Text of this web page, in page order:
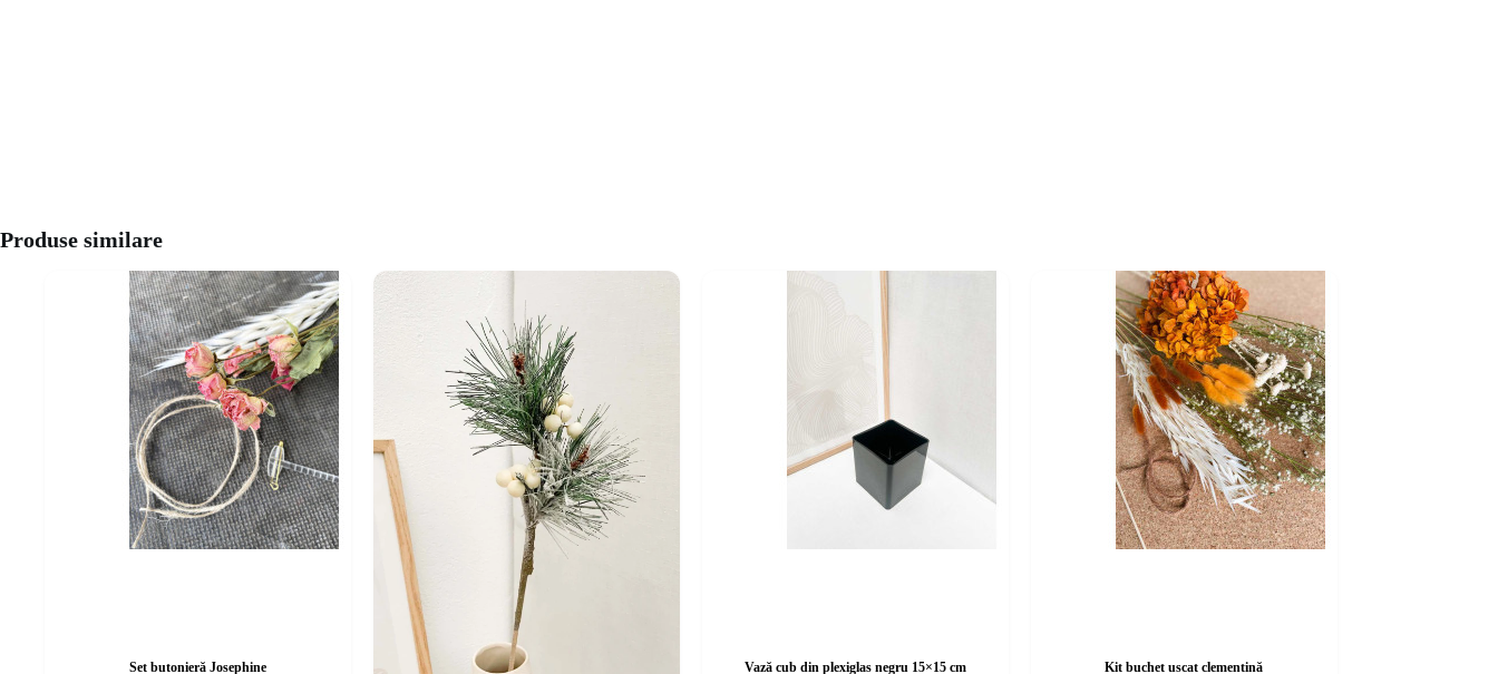
Produse similare
Set butonieră Josephine Vază cub din plexiglas negru 15×15 cm Kit buchet uscat clementină